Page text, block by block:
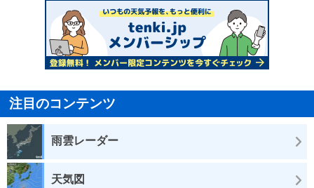
注目のコンテンツ
雨雲レーダー
天気図